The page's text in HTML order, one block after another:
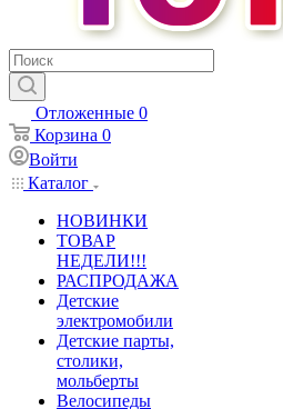
Отложенные 0
Корзина 0
Войти
Каталог
НОВИНКИ
ТОВАР
НЕДЕЛИ!!!
РАСПРОДАЖА
Детские
электромобили
Детские парты,
столики,
мольберты
Велосипеды